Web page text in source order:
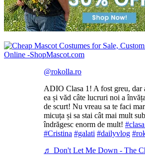
@rokolla.ro
ADIO Clasa 1! A fost greu, dar
ea și văd câte lucruri noi a
de scurt! Nu vreau sa te faci
micuța și sa stai cât mai mult
îndrăgesc enorm de mult!
#Cristina #galati #dailyvlog
♬ Don't Let Me Down - The